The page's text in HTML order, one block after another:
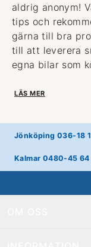
aldrig anonym!
tips och
gärna till bra
till att leverera
egna bilar som
LÄS MER
Jönköping 036-18
Kalmar 0480-45 64